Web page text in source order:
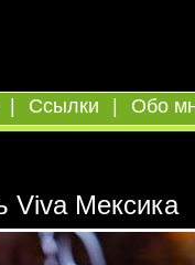
Ссылки Обо
Viva Мексика